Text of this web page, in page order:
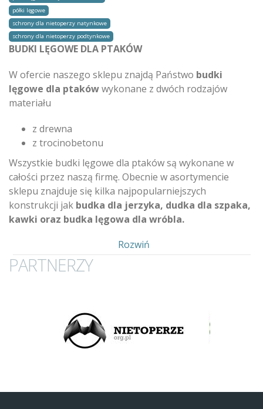
półki lęgowe
schrony dla nietoperzy natynkowe
schrony dla nietoperzy podtynkowe
BUDKI LĘGOWE DLA PTAKÓW
W ofercie naszego sklepu znajdą Państwo budki
lęgowe dla ptakówwykonane z dwóch rodzajów
materiału
z drewna
z trocinobetonu
Wszystkie budki lęgowe dla ptaków są wykonane w
całości przez naszą firmę. Obecnie w asortymencie
sklepu znajduje się kilka najpopularniejszych
konstrukcji jak budka dla jerzyka, dudka dla szpaka,
kawki oraz budka lęgowa dla wróbla.
Pokaż
Rozwiń
PARTNERZY